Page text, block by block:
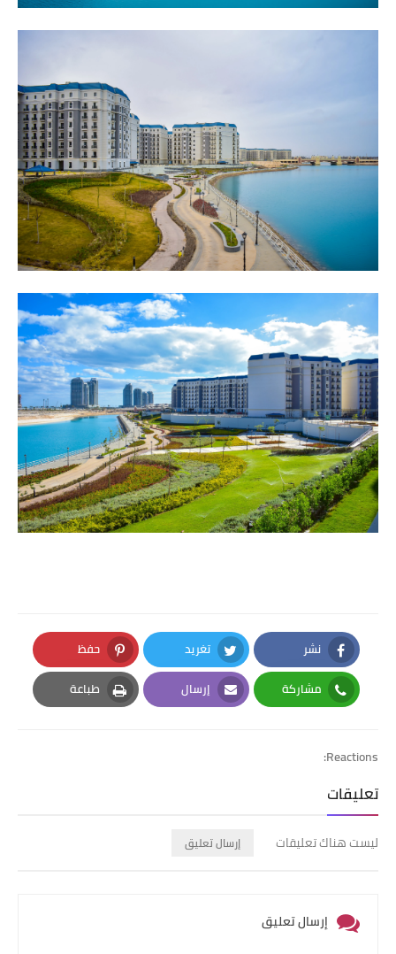
نشر
Facebook
تغريد
Twitter
حفظ
Pinterest
مشاركة
Whatsapp
إرسال
Email
طباعة
Print
Reactions:
تعليقات
ليست هناك تعليقات إرسال تعليق
إرسال تعليق